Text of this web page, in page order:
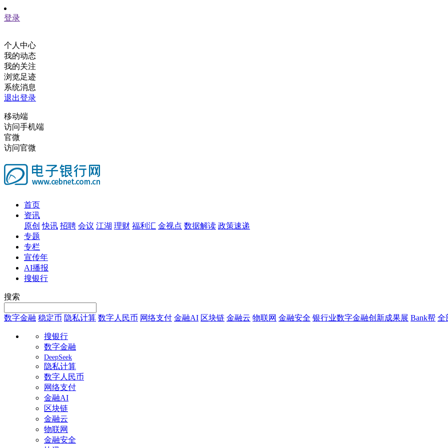
登录
个人中心
我的动态
我的关注
浏览足迹
系统消息
退出登录
移动端
访问手机端
官微
访问官微
首页
资讯
原创 快讯 招聘 会议 江湖 理财 福利汇 金视点 数据解读 政策速递
专题
专栏
宣传年
AI播报
搜银行
搜索
数字金融 稳定币 隐私计算 数字人民币 网络支付 金融AI 区块链 金融云 物联网 金融安全 银行业数字金融创新成果展 Bank帮 全
搜银行
数字金融
DeepSeek
隐私计算
数字人民币
网络支付
金融AI
区块链
金融云
物联网
金融安全